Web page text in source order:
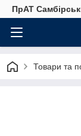
ПрАТ
Товари та